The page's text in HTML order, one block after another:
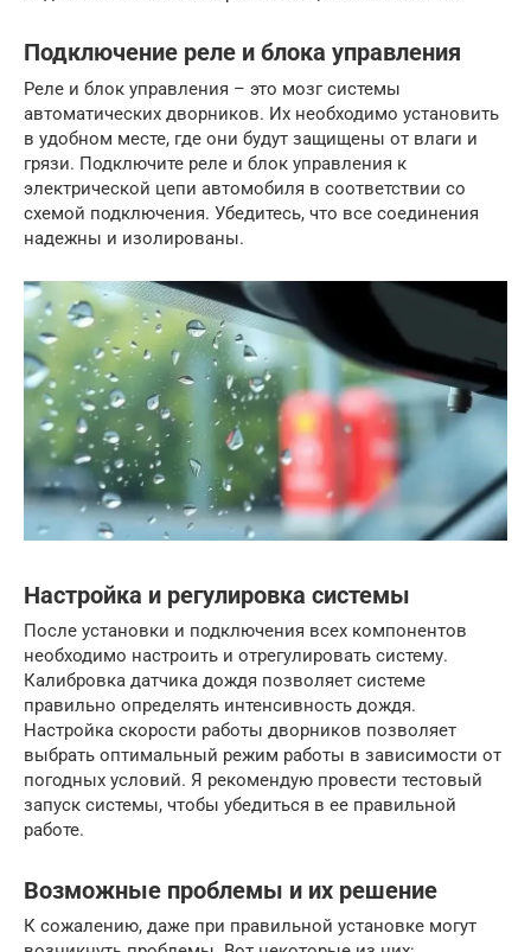
Подключение реле и блока управления
Реле и блок управления – это мозг системы
автоматических дворников. Их необходимо установить
в удобном месте, где они будут защищены от влаги и
грязи. Подключите реле и блок управления к
электрической цепи автомобиля в соответствии со
схемой подключения. Убедитесь, что все соединения
надежны и изолированы.
Настройка и регулировка системы
После установки и подключения всех компонентов
необходимо настроить и отрегулировать систему.
Калибровка датчика дождя позволяет системе
правильно определять интенсивность дождя.
Настройка скорости работы дворников позволяет
выбрать оптимальный режим работы в зависимости от
погодных условий. Я рекомендую провести тестовый
запуск системы, чтобы убедиться в ее правильной
работе.
Возможные проблемы и их решение
К сожалению, даже при правильной установке могут